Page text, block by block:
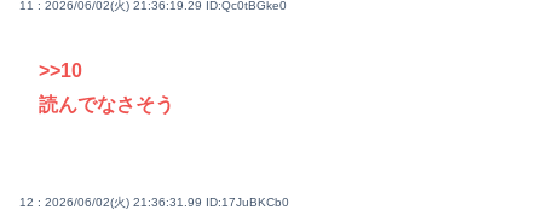
11 : 2026/06/02(火) 21:36:19.29 ID:Qc0tBGke0
>>10
読んでなさそう
12 : 2026/06/02(火) 21:36:31.99 ID:17JuBKCb0